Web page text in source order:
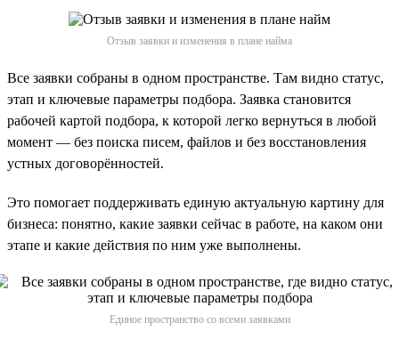
Отзыв заявки и изменения в плане найма
Все заявки собраны в одном пространстве. Там видно статус,
этап и ключевые параметры подбора. Заявка становится
рабочей картой подбора, к которой легко вернуться в любой
момент — без поиска писем, файлов и без восстановления
устных договорённостей.
Это помогает поддерживать единую актуальную картину для
бизнеса: понятно, какие заявки сейчас в работе, на каком они
этапе и какие действия по ним уже выполнены.
Единое пространство со всеми заявками